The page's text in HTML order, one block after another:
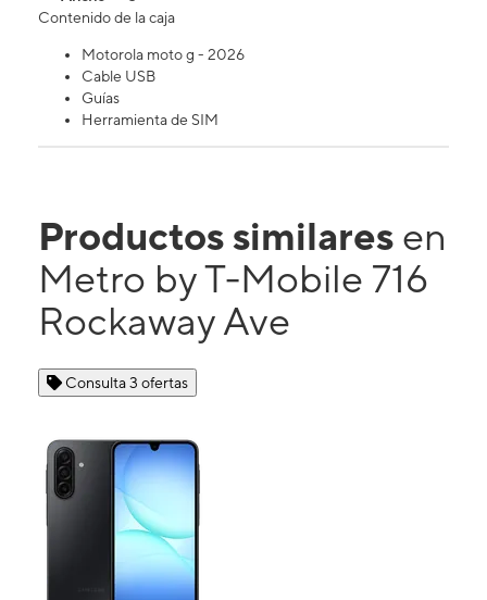
Contenido de la caja
Motorola moto g - 2026
Cable USB
Guías
Herramienta de SIM
Productos similares en
Metro by T-Mobile 716
Rockaway Ave
Consulta 3 ofertas